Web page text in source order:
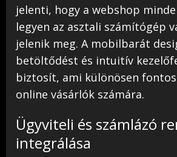
jelenti, hogy a webshop
legyen az asztali számítógép
jelenik meg. A mobilbarát
betöltődést és intuitív
biztosít, ami különösen
online vásárlók számára.
Ügyviteli és számlázó
integrálása